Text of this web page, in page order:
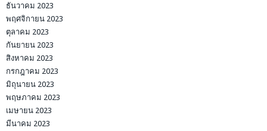
ธันวาคม 2023
พฤศจิกายน 2023
ตุลาคม 2023
กันยายน 2023
สิงหาคม 2023
กรกฎาคม 2023
มิถุนายน 2023
พฤษภาคม 2023
เมษายน 2023
มีนาคม 2023